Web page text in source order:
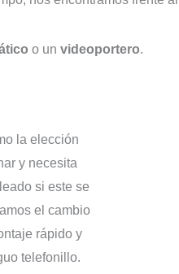
o un videoportero.
la elección
y necesita
si este se
el cambio
rápido y
telefonillo.